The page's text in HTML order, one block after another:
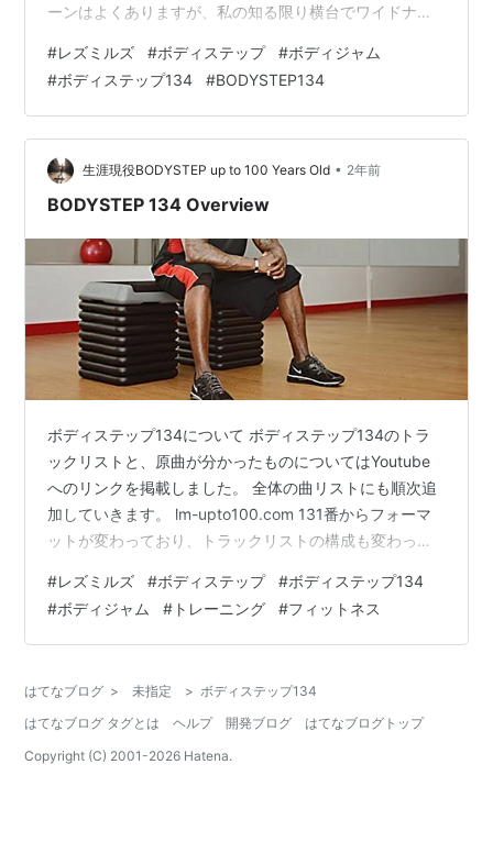
ーンはよくありますが、私の知る限り横台でワイドナロ
目でも出てきますので、ここでしっかりと覚えておきま
しょう！ <BS134-02> Goodies (Knock2 Remix) 2曲目
の定番の動きでもある3パルスランジですが、今回はラン
ジの後に台の上に戻って足を入れ替えるところがポイン
トです。 3パルスランジ→両足を台に乗せて立…
#レズミルズ #ボディステップ #ボディジャム
#ボディステップ134 #BODYSTEP134
生涯現役BODYSTEP up to 100 Years Old • 2年前
BODYSTEP 134 Overview
ボディステップ134について ボディステップ134のトラ
ックリストと、原曲が分かったものについてはYoutube
へのリンクを掲載しました。 全体の曲リストにも順次追
加していきます。 lm-upto100.com 131番からフォーマ
ットが変わっており、トラックリストの構成も変わって
が若干異なっているようです。 ピーク3のアスレチック
サーキットはこれまで3曲×2周＝6ブロックのパターンで
したが、今回は2曲のみ使用で、ブロック数も3ブロック
くなっていると思われます。 また、コンディショ…
#レズミルズ #ボディステップ #ボディステップ134
#ボディジャム # トレーニング #フィットネス
はてなブログ > 未指定 > ボディステップ134
はてなブログ タグとは
ヘルプ 開発ブログ
はてなブログトップ
Copyright (C) 2001-2026 Hatena.